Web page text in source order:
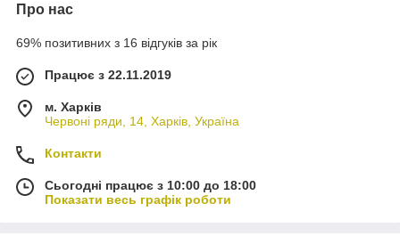
Про нас
69% позитивних з 16 відгуків за рік
Працює з 22.11.2019
м. Харків
Червоні ряди, 14, Харків, Україна
Контакти
Сьогодні працює з 10:00 до 18:00
Показати весь графік роботи